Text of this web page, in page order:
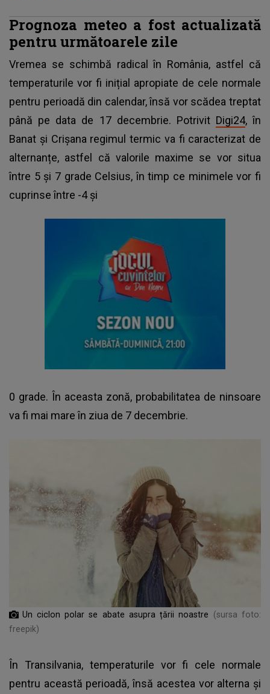
Prognoza meteo a fost actualizată
pentru următoarele zile
Vremea se schimbă radical în România, astfel că
temperaturile vor fi inițial apropiate de cele normale
pentru perioadă din calendar, însă vor scădea treptat
până pe data de 17 decembrie. Potrivit Digi24, în
Banat și Crișana regimul termic va fi caracterizat de
alternanțe, astfel că valorile maxime se vor situa
între 5 și 7 grade Celsius, în timp ce minimele vor fi
cuprinse între -4 și
0 grade. În aceasta zonă, probabilitatea de ninsoare
va fi mai mare în ziua de 7 decembrie.
Un ciclon polar se abate asupra țării noastre
(sursa foto:
freepik)
În Transilvania, temperaturile vor fi cele normale
pentru această perioadă, însă acestea vor alterna și